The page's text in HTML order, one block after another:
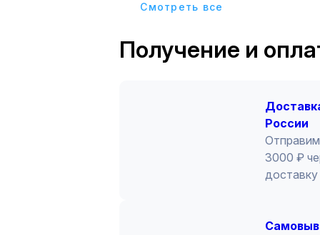
Cмотреть все
Получение и
России
3000 ₽